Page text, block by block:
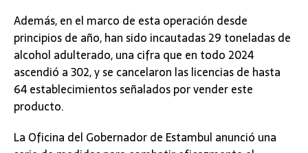
Además, en el marco de esta operación desde
principios de año, han sido incautadas 29 toneladas de
alcohol adulterado, una cifra que en todo 2024
ascendió a 302, y se cancelaron las licencias de hasta
64 establecimientos señalados por vender este
producto.
La Oficina del Gobernador de Estambul anunció una